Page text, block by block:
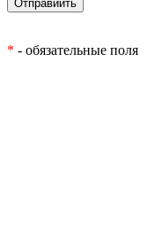
* - обязательные поля